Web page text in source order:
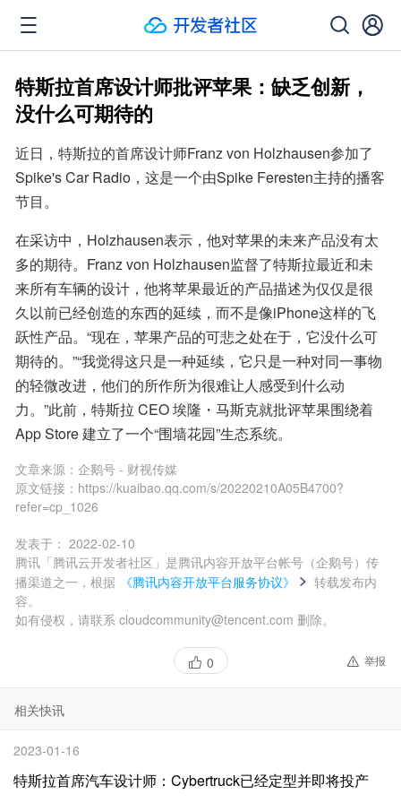
特斯拉首席设计师批评苹果：缺乏创新，
没什么可期待的
近日，特斯拉的首席设计师Franz von Holzhausen参加了
Spike's Car Radio，这是一个由Spike Feresten主持的播客
节目。
在采访中，Holzhausen表示，他对苹果的未来产品没有太
多的期待。Franz von Holzhausen监督了特斯拉最近和未
来所有车辆的设计，他将苹果最近的产品描述为仅仅是很
久以前已经创造的东西的延续，而不是像iPhone这样的飞
跃性产品。“现在，苹果产品的可悲之处在于，它没什么可
期待的。”“我觉得这只是一种延续，它只是一种对同一事物
的轻微改进，他们的所作所为很难让人感受到什么动
力。”此前，特斯拉 CEO 埃隆・马斯克就批评苹果围绕着
App Store 建立了一个“围墙花园”生态系统。
文章来源： 企鹅号 - 财视传媒
原文链接： https://kuaibao.qq.com/s/20220210A05B4700?
refer=cp_1026
发表于： 2022-02-10
腾讯「腾讯云开发者社区」是腾讯内容开放平台帐号（企鹅号）传
播渠道之一，根据
《腾讯内容开放平台服务协议》
转载发布内
容。
如有侵权，请联系 cloudcommunity@tencent.com 删除。
0 举报
相关快讯
2023-01-16
特斯拉首席汽车设计师：Cybertruck已经定型并即将投产